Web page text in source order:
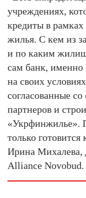
учреждениях,
кредиты в
жилья. С кем из
и по каким
сам банк, именно
на своих
согласованные
партнеров и
«Укрфинжилье».
только
Ирина Михалева,
Alliance Novobud.